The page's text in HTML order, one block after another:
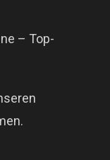
– Top-